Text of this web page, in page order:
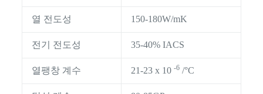
열 전도성 150-180W/mK
전기 전도성 35-40% IACS
열팽창 계수 21-23 x 10 -6/°C